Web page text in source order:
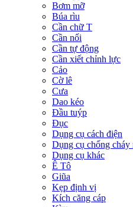
Bơm mỡ
Búa rìu
Cần chữ T
Cần nối
Cần tự động
Cần xiết chỉnh lực
Cảo
Cờ lê
Cưa
Dao kéo
Đầu tuýp
Đục
Dụng cụ cách điện
Dụng cụ chống cháy
Dụng cụ khác
Ê Tô
Giũa
Kẹp định vị
Kích căng cáp